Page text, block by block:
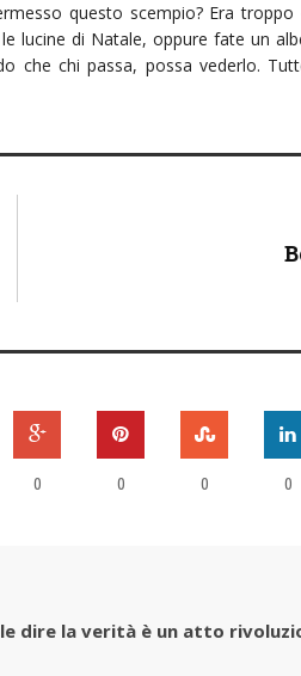
questo scempio? Era
lucine di Natale, oppure fate un
che chi passa, possa vederlo.
0 0 0 0
dire la verità è un atto